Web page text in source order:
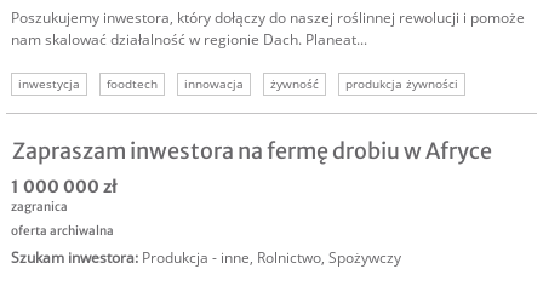
Poszukujemy inwestora, który dołączy do naszej roślinnej rewolucji i pomoże
nam skalować działalność w regionie Dach. Planeat...
inwestycja foodtech innowacja żywność
produkcja żywności
szukam inwestora foodtech
szukam kapitału foodtech
Zapraszam inwestora na fermę drobiu w Afryce
1 000 000 zł
zagranica
oferta archiwalna
Szukam inwestora: Produkcja - inne, Rolnictwo, Spożywczy